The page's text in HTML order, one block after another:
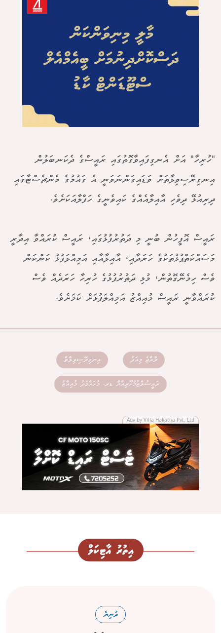
"ހުރިހާ" އަށް އެނގިފައިވާގޮތުގައި ރައީސްގެ ދެކަނބަލުން
އިނގިރޭސިވިލާތަށް ވަޑައިގަންނަވަނީ އެ ގައުމުގެ މެންޗެސްޓާގައި
ދިރިއުޅޭ ދިވެހި އާއިލާއެއްގެ ކައިވެނީގެ ހަފްލާއަކަށެވެ.
ރައީސް އޮފީހުން ބުނީ މި ދަތުރުފުޅުގައި، ރައީސް ކުރައްވާ އިދާރީ
މަސައްކަތްޕުޅުތަކުގެ ހަރަދާއި، އާއިލާއާއި އަމިއްލަފުޅު ކަންކަން
ވެސް ހިމެނޭގޮތުން، މުޅި ދަތުރުފުޅުގެ ހުރިހާ ހަރަދެއް ވެސް
ކުރައްވާނީ ރައީސް މުއިއްޒު އަމިއްލަފުޅަށް ކަމަށެވެ.
ރާއްޖެ މިއަދު އިނގިރޭސިވިލާތް
ރައީސުލްޖުމްހޫރިއްޔާ ޑރ. މުހައްމަދު މުއިއްޒު
Adv by Villa Hakatha Pvt. Ltd
އިތުރު އާޓިކަލް
ދުނިޔެ